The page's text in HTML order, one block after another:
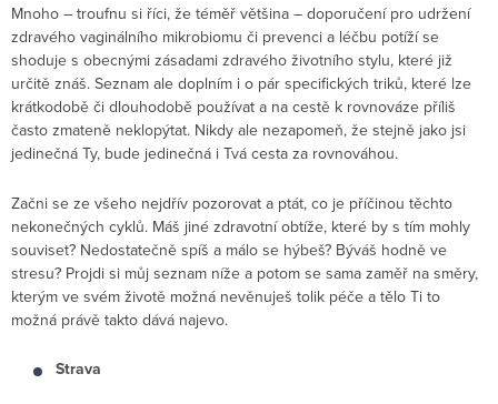
Mnoho – troufnu si říci, že téměř většina – doporučení pro udržení
zdravého vaginálního mikrobiomu či prevenci a léčbu potíží se
shoduje s obecnými zásadami zdravého životního stylu, které již
určitě znáš. Seznam ale doplním i o pár specifických triků, které lze
krátkodobě či dlouhodobě používat a na cestě k rovnováze příliš
často zmateně neklopýtat. Nikdy ale nezapomeň, že stejně jako jsi
jedinečná Ty, bude jedinečná i Tvá cesta za rovnováhou.
Začni se ze všeho nejdřív pozorovat a ptát, co je příčinou těchto
nekonečných cyklů. Máš jiné zdravotní obtíže, které by s tím mohly
souviset? Nedostatečně spíš a málo se hýbeš? Býváš hodně ve
stresu? Projdi si můj seznam níže a potom se sama zaměř na směry,
kterým ve svém životě možná nevěnuješ tolik péče a tělo Ti to
možná právě takto dává najevo.
Strava